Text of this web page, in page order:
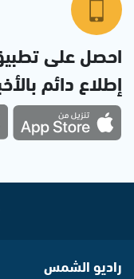
احصل على
إطلاع دائم
راديو الشمس